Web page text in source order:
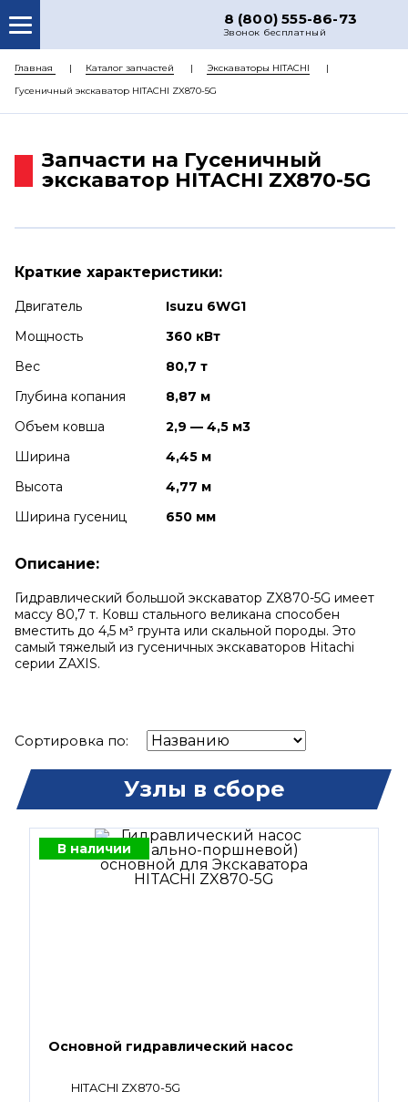
8 (800) 555-86-73
Звонок бесплатный
О НАС
КАТАЛОГ ЗАПЧАСТЕЙ
ДОСТАВКА
Главная Каталог запчастей
Экскаваторы HITACHI
Гусеничный экскаватор HITACHI ZX870-5G
Запчасти на Гусеничный
экскаватор HITACHI ZX870-5G
Краткие характеристики:
Двигатель
Isuzu 6WG1
Мощность
360 кВт
Вес
80,7 т
Глубина копания
8,87 м
Объем ковша
2,9 — 4,5 м3
Ширина
4,45 м
Высота
4,77 м
Ширина гусениц
650 мм
Описание:
Гидравлический большой экскаватор ZX870-5G имеет
массу 80,7 т. Ковш стального великана способен
вместить до 4,5 м³ грунта или скальной породы. Это
самый тяжелый из гусеничных экскаваторов Hitachi
серии ZAXIS.
Сортировка по:
Узлы в сборе
В наличии
Основной гидравлический насос
HITACHI ZX870-5G